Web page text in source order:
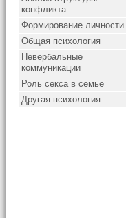
конфликта
Формирование личности
Общая психология
Невербальные
коммуникации
Роль секса в семье
Другая психология